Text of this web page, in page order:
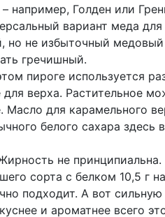
– например, Голден или
вариант меда
но не избыточный
гречишный.
пироге используется
для верха. Растительное
Масло для карамельного
белого сахара здесь
не
сорта с белком 10,5 г
подходит. А вот
и ароматнее всего